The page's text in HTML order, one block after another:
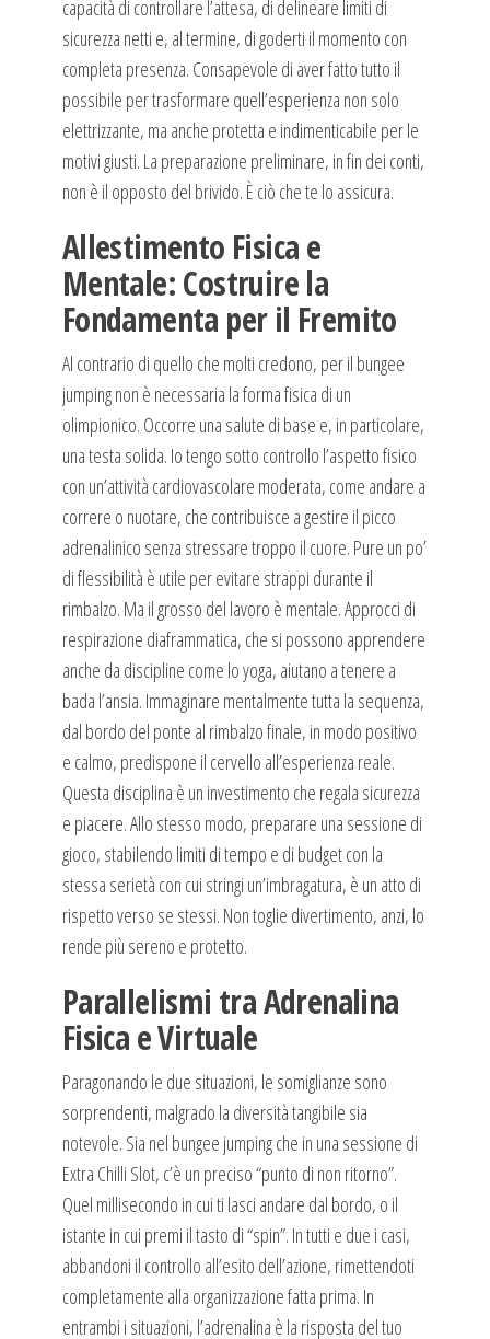
capacità di controllare l’attesa, di delineare limiti di
sicurezza netti e, al termine, di goderti il momento con
completa presenza. Consapevole di aver fatto tutto il
possibile per trasformare quell’esperienza non solo
elettrizzante, ma anche protetta e indimenticabile per le
motivi giusti. La preparazione preliminare, in fin dei conti,
non è il opposto del brivido. È ciò che te lo assicura.
Allestimento Fisica e
Mentale: Costruire la
Fondamenta per il Fremito
Al contrario di quello che molti credono, per il bungee
jumping non è necessaria la forma fisica di un
olimpionico. Occorre una salute di base e, in particolare,
una testa solida. Io tengo sotto controllo l’aspetto fisico
con un’attività cardiovascolare moderata, come andare a
correre o nuotare, che contribuisce a gestire il picco
adrenalinico senza stressare troppo il cuore. Pure un po’
di flessibilità è utile per evitare strappi durante il
rimbalzo. Ma il grosso del lavoro è mentale. Approcci di
respirazione diaframmatica, che si possono apprendere
anche da discipline come lo yoga, aiutano a tenere a
bada l’ansia. Immaginare mentalmente tutta la sequenza,
dal bordo del ponte al rimbalzo finale, in modo positivo
e calmo, predispone il cervello all’esperienza reale.
Questa disciplina è un investimento che regala sicurezza
e piacere. Allo stesso modo, preparare una sessione di
gioco, stabilendo limiti di tempo e di budget con la
stessa serietà con cui stringi un’imbragatura, è un atto di
rispetto verso se stessi. Non toglie divertimento, anzi, lo
rende più sereno e protetto.
Parallelismi tra Adrenalina
Fisica e Virtuale
Paragonando le due situazioni, le somiglianze sono
sorprendenti, malgrado la diversità tangibile sia
notevole. Sia nel bungee jumping che in una sessione di
Extra Chilli Slot, c’è un preciso “punto di non ritorno”.
Quel millisecondo in cui ti lasci andare dal bordo, o il
istante in cui premi il tasto di “spin”. In tutti e due i casi,
abbandoni il controllo all’esito dell’azione, rimettendoti
completamente alla organizzazione fatta prima. In
entrambi i situazioni, l’adrenalina è la risposta del tuo